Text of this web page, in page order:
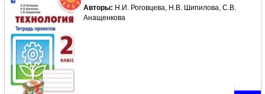
Авторы: Н.И. Роговцева, Н.В. Шипилова, С.В.
Анащенкова